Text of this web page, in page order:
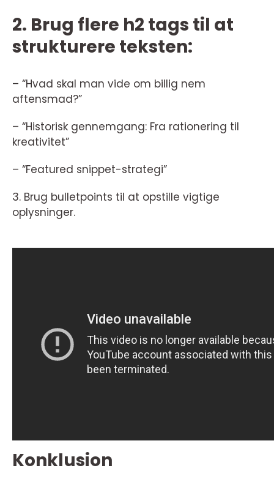
2. Brug flere h2 tags til at
strukturere teksten:
– “Hvad skal man vide om billig nem
aftensmad?”
– “Historisk gennemgang: Fra rationering til
kreativitet”
– “Featured snippet-strategi”
3. Brug bulletpoints til at opstille vigtige
oplysninger.
Konklusion